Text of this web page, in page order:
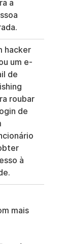
a
hacker
um e-
de
roubar
de
à
mais